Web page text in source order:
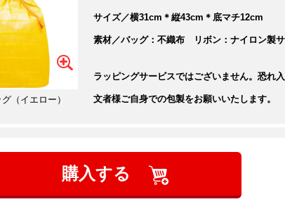
（イエロー）
サイズ／横31cm＊縦43cm＊底マチ12cm
素材／バッグ：不織布 リボン：ナイロン製
ラッピングサービスではございません。恐れ
文者様ご自身での包製をお願いいたします。
購入する